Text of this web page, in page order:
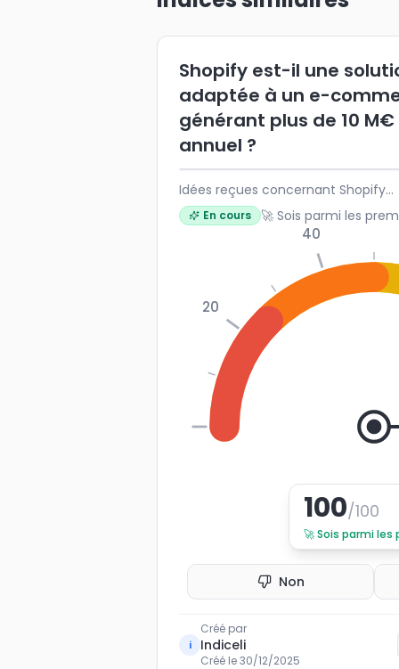
Shopify est-il une
adaptée à un e-
générant plus de 10 M€
annuel ?
Idées reçues concernant Shopify...
En cours 🚀 Sois parmi les
20
40
100/100
🚀Sois parmi les
Non
i
Créé par
Indiceli
Créé le30/12/2025